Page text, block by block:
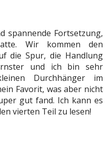
spannende Fortsetzung,
Wir kommen den
die Spur, die Handlung
und ich bin sehr
Durchhänger im
Favorit, was aber nicht
gut fand. Ich kann es
vierten Teil zu lesen!